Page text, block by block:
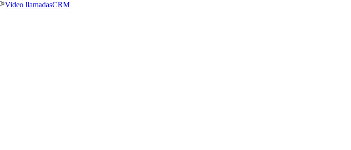
Video llamadasCRM